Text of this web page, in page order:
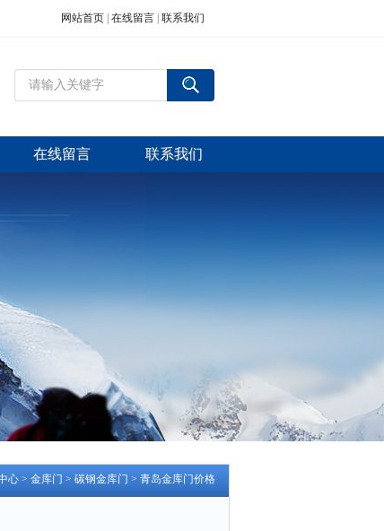
网站首页 在线留言 联系我们
在线留言 联系我们
心 > 金库门 > 碳钢金库门 > 青岛金库门价格